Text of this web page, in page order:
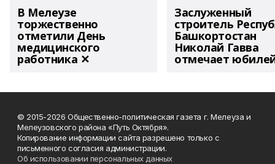
В Мелеузе
торжественно
отметили День
медицинского
работника ✕
Заслуженный
строитель
Башкортостан
Николай Гавва
отмечает
© 2015-2026 Общественно-политическая газета г. Мелеуза и
Мелеузовского района «Путь Октября».
Копирование информации сайта разрешено только с
письменного согласия администрации.
Об использовании персональных данных